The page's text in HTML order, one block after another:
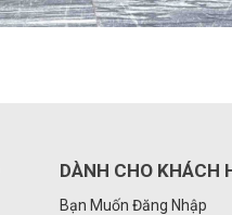
DÀNH CHO KHÁCH
Bạn Muốn Đăng Nhập